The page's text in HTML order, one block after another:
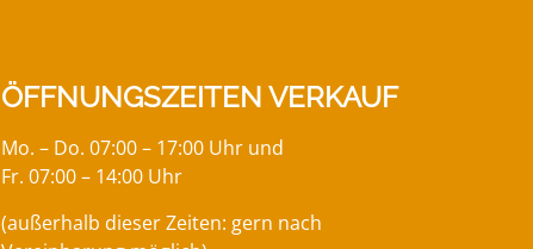
ÖFFNUNGSZEITEN VERKAUF
Mo. – Do. 07:00 – 17:00 Uhr und
Fr. 07:00 – 14:00 Uhr
(außerhalb dieser Zeiten: gern nach